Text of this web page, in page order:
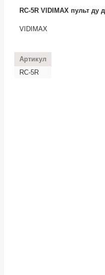
RC-5R VIDIMAX пульт ду
VIDIMAX
Артикул
RC-5R